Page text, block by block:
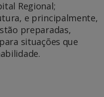
Regional;
e principalmente,
preparadas,
situações que